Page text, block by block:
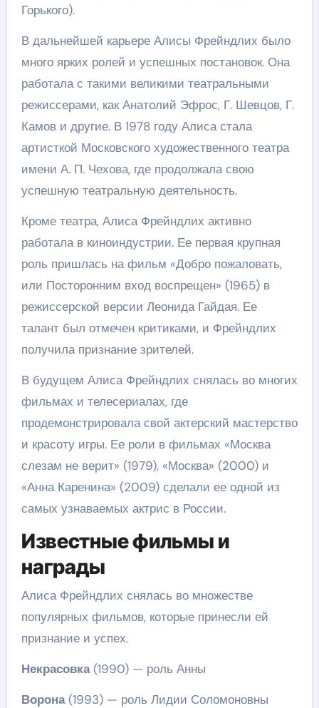
Горького).
В дальнейшей карьере Алисы Фрейндлих было
много ярких ролей и успешных постановок. Она
работала с такими великими театральными
режиссерами, как Анатолий Эфрос, Г. Шевцов, Г.
Камов и другие. В 1978 году Алиса стала
артисткой Московского художественного театра
имени А. П. Чехова, где продолжала свою
успешную театральную деятельность.
Кроме театра, Алиса Фрейндлих активно
работала в киноиндустрии. Ее первая крупная
роль пришлась на фильм «Добро пожаловать,
или Посторонним вход воспрещен» (1965) в
режиссерской версии Леонида Гайдая. Ее
талант был отмечен критиками, и Фрейндлих
получила признание зрителей.
В будущем Алиса Фрейндлих снялась во многих
фильмах и телесериалах, где
продемонстрировала свой актерский мастерство
и красоту игры. Ее роли в фильмах «Москва
слезам не верит» (1979), «Москва» (2000) и
«Анна Каренина» (2009) сделали ее одной из
самых узнаваемых актрис в России.
Известные фильмы и
награды
Алиса Фрейндлих снялась во множестве
популярных фильмов, которые принесли ей
признание и успех.
Некрасовка(1990) — роль Анны
Ворона(1993) — роль Лидии Соломоновны